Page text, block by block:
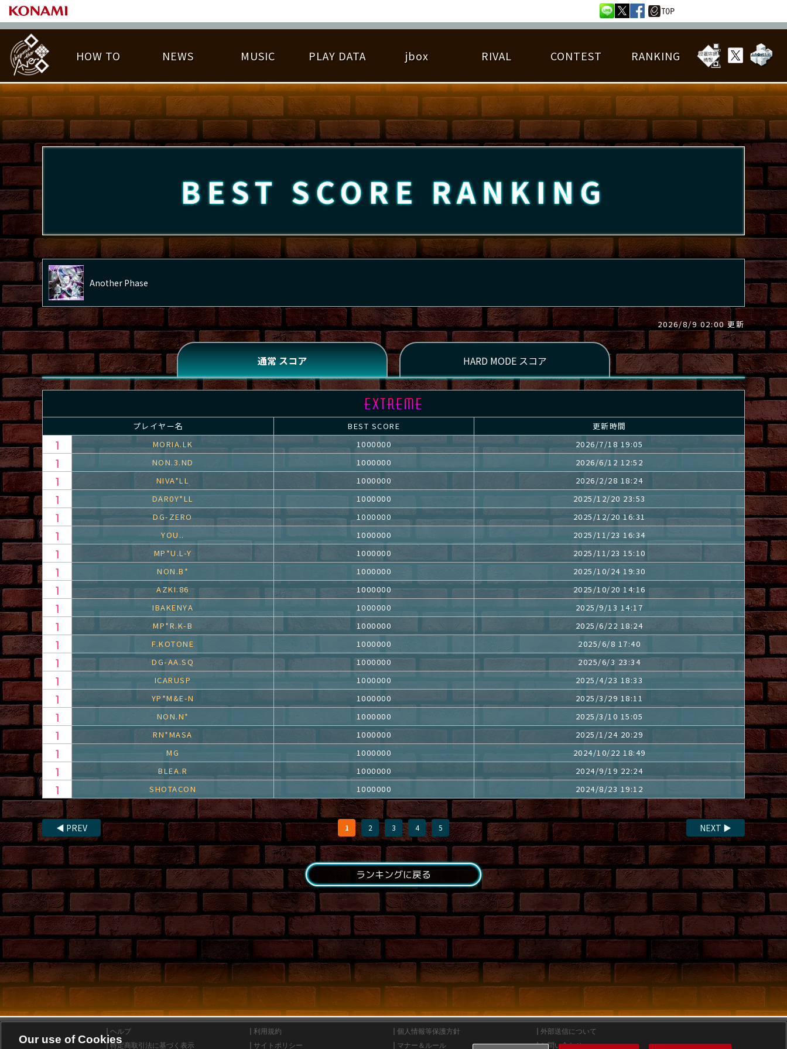
HOW TO
基本の遊び方 遊び方ガイド
NEWS MUSIC
遊べる楽曲 アーティスト紹介
PLAY DATA
PLAY DATA TOP EMBLEM ゆびベル 楽曲データ 詳細楽曲データ
称号 プレー履歴 プレーグラフ ねんごろチャレンジ EDIT譜面
jbox RIVAL
ライバル一覧 逆ライバル一覧 ライバル比較 プレーヤー検索 フレンドリスト
CONTEST
大会参加 大会開催 大会参加情報 大会とは？
RANKING
LICENSE HIT CHART ORIGINAL HIT CHART BEST SCORE RANKING TOTAL BEST SCORE RANKING
BEST SCORE RANKING
Another Phase
2026/8/9 02:00 更新
プレイヤー名 BEST SCORE
更新時間
MORIA.LK
1000000
2026/7/18 19:05
NON.3.ND
1000000
2026/6/12 12:52
NIVA*LL
1000000
2026/2/28 18:24
DAR0Y*LL
1000000
2025/12/20 23:53
DG-ZERO
1000000
2025/12/20 16:31
YOU..
1000000
2025/11/23 16:34
MP*U.L-Y
1000000
2025/11/23 15:10
NON.B*
1000000
2025/10/24 19:30
AZKI.86
1000000
2025/10/20 14:16
IBAKENYA
1000000
2025/9/13 14:17
MP*R.K-B
1000000
2025/6/22 18:24
F.KOTONE
1000000
2025/6/8 17:40
DG-AA.SQ
1000000
2025/6/3 23:34
ICARUSP
1000000
2025/4/23 18:33
YP*M&E-N
1000000
2025/3/29 18:11
NON.N*
1000000
2025/3/10 15:05
RN*MASA
1000000
2025/1/24 20:29
MG
1000000
2024/10/22 18:49
BLEA.R
1000000
2024/9/19 22:24
SHOTACON
1000000 2024/8/23 19:12
◀ PREV 1 2 3 4 5 NEXT ▶
ランキングに戻る
ヘルプ 利用規約 個人情報等保護方針
外部送信について
特定商取引法に基づく表示
サイトポリシー マナー＆ルール お問い合わせ
Our use of Cookies